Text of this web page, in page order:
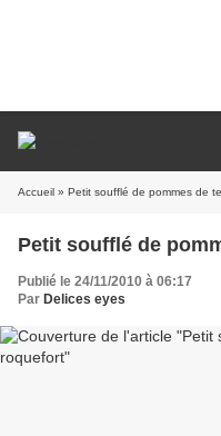
Accueil » Petit soufflé de pommes de
Petit soufflé de
Publié le 24/11/2010 à 06:17
Par Delices eyes